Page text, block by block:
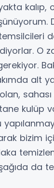
kalıp,
O
alt
kulüp
bizim
da